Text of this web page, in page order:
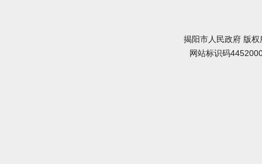
揭阳市人民政府 版
网站标识码